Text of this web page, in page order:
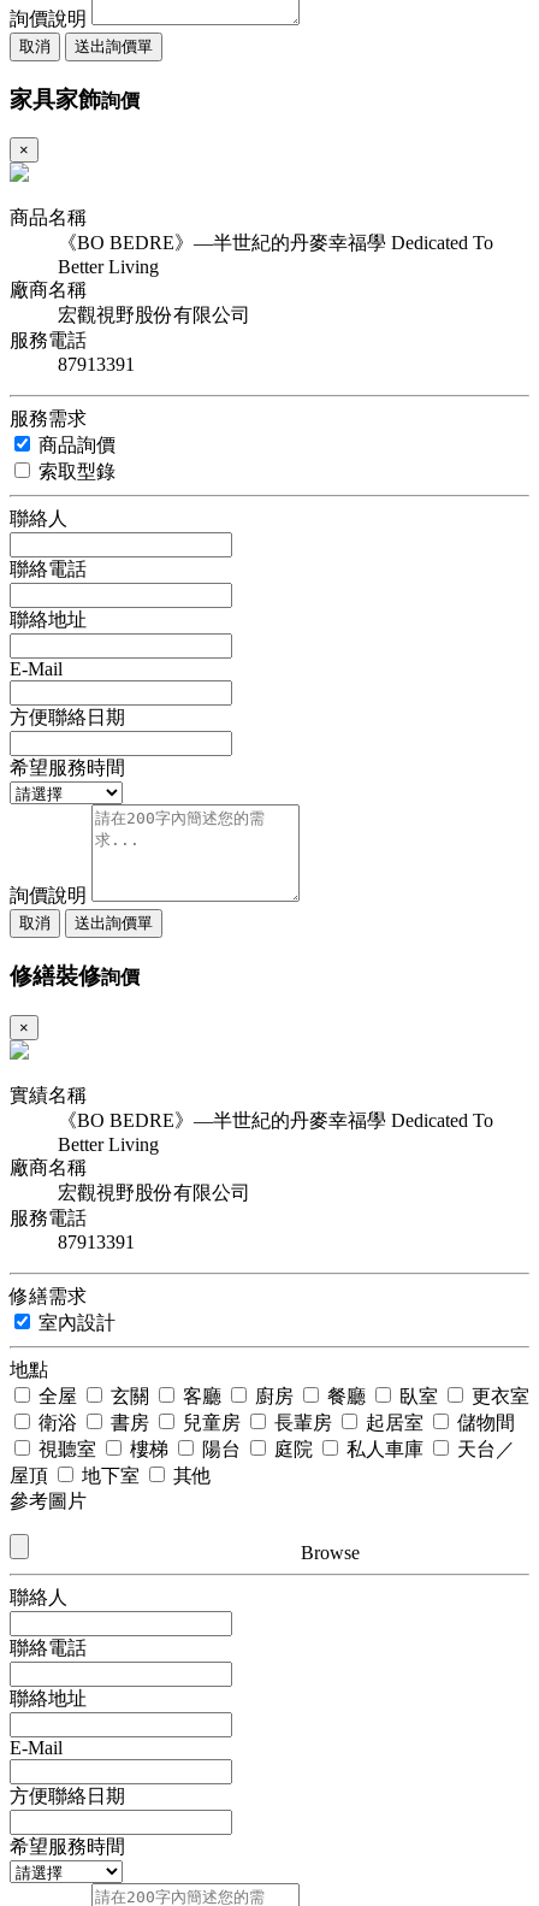
詢價說明
取消 送出詢價單
家具家飾詢價
×
商品名稱
《BO BEDRE》—半世紀的丹麥幸福學 Dedicated To
Better Living
廠商名稱
宏觀視野股份有限公司
服務電話
87913391
服務需求
商品詢價
索取型錄
聯絡人
聯絡電話
聯絡地址
E-Mail
方便聯絡日期
希望服務時間
詢價說明
取消 送出詢價單
修繕裝修詢價
×
實績名稱
《BO BEDRE》—半世紀的丹麥幸福學 Dedicated To
Better Living
廠商名稱
宏觀視野股份有限公司
服務電話
87913391
修繕需求
室內設計
地點
全屋
玄關 客廳 廚房 餐廳 臥室
更衣室
衛浴
書房 兒童房 長輩房 起居室
儲物間
視聽室
樓梯 陽台 庭院 私人車庫
天台／
屋頂
地下室
其他
參考圖片
Browse
聯絡人
聯絡電話
聯絡地址
E-Mail
方便聯絡日期
希望服務時間